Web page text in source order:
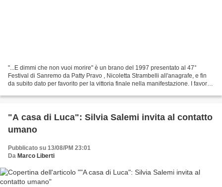
"...E dimmi che non vuoi morire" è un brano del 1997 presentato al 47°
Festival di Sanremo da Patty Pravo , Nicoletta Strambelli all'anagrafe, e fin
da subito dato per favorito per la vittoria finale nella manifestazione. I favori
"A casa di Luca": Silvia Salemi invita al contatto
umano
Pubblicato su 13/08/PM 23:01
Da Marco Liberti